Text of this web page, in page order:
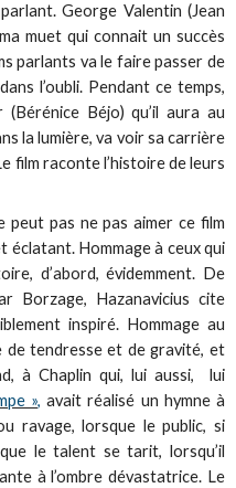
George Valentin (Jean
muet qui connait un succès
parlants va le faire passer de
l’oubli. Pendant ce temps,
Béjo) qu’il aura au
la lumière, va voir sa carrière
film raconte l’histoire de leurs
peut pas ne pas aimer ce film
éclatant. Hommage à ceux qui
d’abord, évidemment. De
Borzage, Hazanavicius cite
inspiré. Hommage au
de tendresse et de gravité, et
à Chaplin qui, lui aussi, lui
», avait réalisé un hymne à
ravage, lorsque le public, si
le talent se tarit, lorsqu’il
à l’ombre dévastatrice. Le